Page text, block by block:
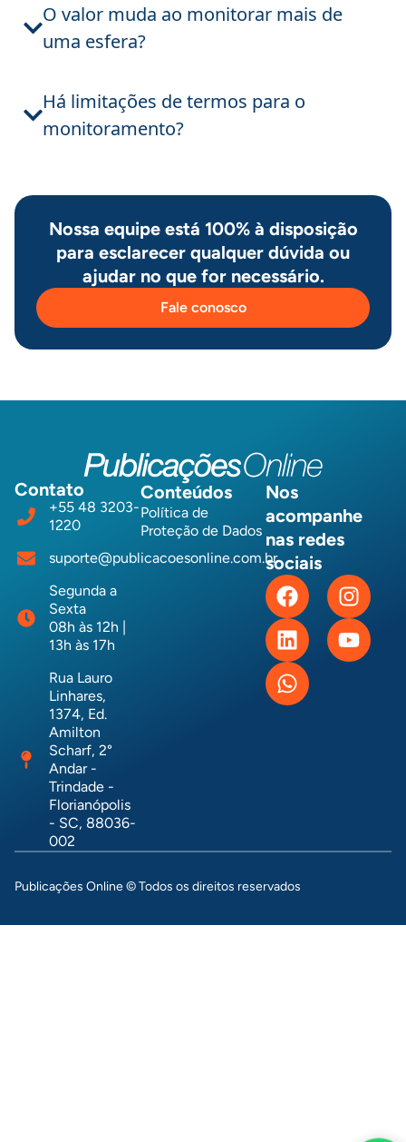
O valor muda ao monitorar mais de
uma esfera?
Há limitações de termos para o
monitoramento?
Nossa equipe está 100% à disposição
para esclarecer qualquer dúvida ou
ajudar no que for necessário.
Fale conosco
Contato
+55 48 3203-
1220
suporte@publicacoesonline.com.br
Segunda a
Sexta
08h às 12h |
13h às 17h
Rua Lauro
Linhares,
1374, Ed.
Amilton
Scharf, 2°
Andar -
Trindade -
Florianópolis
- SC, 88036-
002
Conteúdos
Política de
Proteção de Dados
Nos
acompanhe
nas redes
sociais
Publicações Online © Todos os direitos reservados